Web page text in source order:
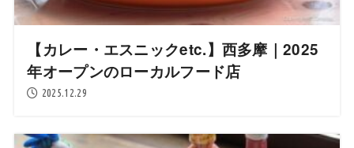
【カレー・エスニックetc.】西多摩｜2025
年オープンのローカルフード店
2025.12.29